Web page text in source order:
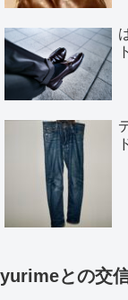
yurimeとの交